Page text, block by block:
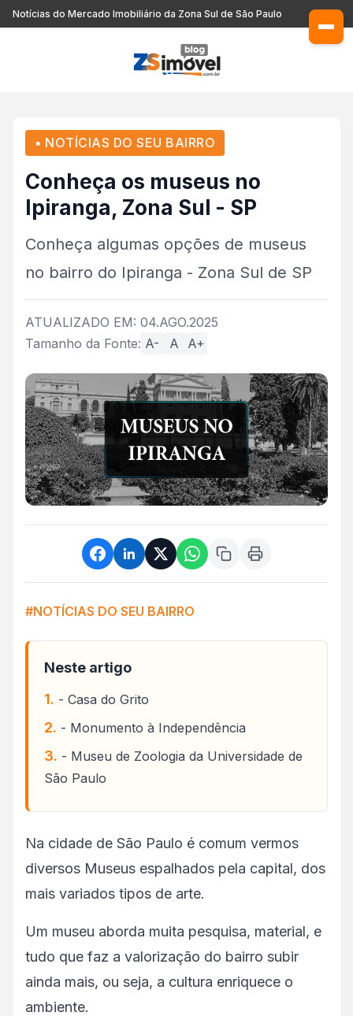
Notícias do Mercado Imobiliário da Zona Sul de São Paulo
▪ NOTÍCIAS DO SEU BAIRRO
Conheça os museus no
Ipiranga, Zona Sul - SP
Conheça algumas opções de museus
no bairro do Ipiranga - Zona Sul de SP
ATUALIZADO EM: 04.AGO.2025
Tamanho da Fonte: A- A A+
#NOTÍCIAS DO SEU BAIRRO
Neste artigo
- Casa do Grito
- Monumento à Independência
- Museu de Zoologia da Universidade de
São Paulo
Na cidade de São Paulo é comum vermos
diversos Museus espalhados pela capital, dos
mais variados tipos de arte.
Um museu aborda muita pesquisa, material, e
tudo que faz a valorização do bairro subir
ainda mais, ou seja, a cultura enriquece o
ambiente.